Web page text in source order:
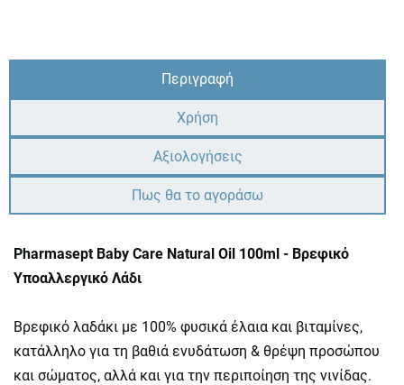
Περιγραφή
Χρήση
Αξιολογήσεις
Πως θα το αγοράσω
Pharmasept Baby Care Natural Oil 100ml - Βρεφικό
Υποαλλεργικό Λάδι
Βρεφικό λαδάκι με 100% φυσικά έλαια και βιταμίνες,
κατάλληλο για τη βαθιά ενυδάτωση & θρέψη προσώπου
και σώματος, αλλά και για την περιποίηση της νινίδας.